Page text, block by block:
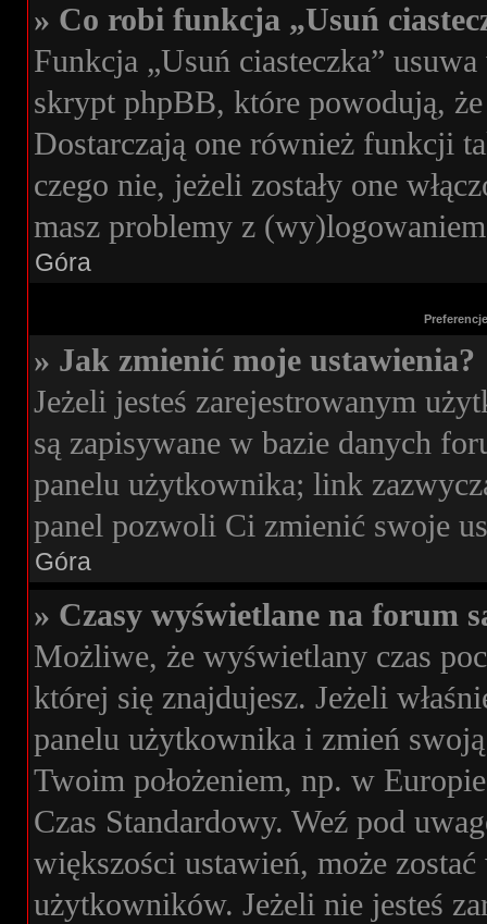
» Co robi funkcja „Usuń
Funkcja „Usuń ciasteczka”
skrypt phpBB, które powodują,
Dostarczają one również funkcji
czego nie, jeżeli zostały one
masz problemy z
Góra
» Jak zmienić moje ustawienia?
Jeżeli jesteś zarejestrowanym
są zapisywane w bazie danych
panelu użytkownika; link
panel pozwoli Ci zmienić swoje
Góra
» Czasy wyświetlane na forum
Możliwe, że wyświetlany czas
której się znajdujesz. Jeżeli
panelu użytkownika i zmień swoją
Twoim położeniem, np. w
Czas Standardowy. Weź pod
większości ustawień, może
użytkowników. Jeżeli nie jesteś